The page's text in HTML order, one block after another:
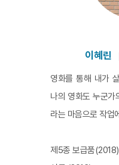
이혜린
영화를 통해 내가
나의 영화도 누군
라는 마음으로 작업
제5종 보급품(2018)